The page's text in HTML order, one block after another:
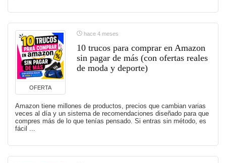
OFERTA
hace 4 meses
10 trucos para comprar en Amazon
sin pagar de más (con ofertas reales
de moda y deporte)
Amazon tiene millones de productos, precios que cambian varias
veces al día y un sistema de recomendaciones diseñado para que
compres más de lo que tenías pensado. Si entras sin método, es
fácil ...